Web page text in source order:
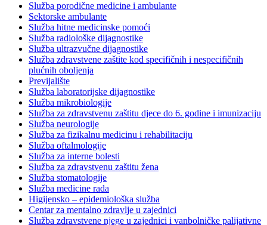
Služba porodične medicine i ambulante
Sektorske ambulante
Služba hitne medicinske pomoći
Služba radiološke dijagnostike
Služba ultrazvučne dijagnostike
Služba zdravstvene zaštite kod specifičnih i nespecifičnih
plućnih oboljenja
Previjalište
Služba laboratorijske dijagnostike
Služba mikrobiologije
Služba za zdravstvenu zaštitu djece do 6. godine i imunizaciju
Služba neurologije
Služba za fizikalnu medicinu i rehabilitaciju
Služba oftalmologije
Služba za interne bolesti
Služba za zdravstvenu zaštitu žena
Služba stomatologije
Služba medicine rada
Higijensko – epidemiološka služba
Centar za mentalno zdravlje u zajednici
Služba zdravstvene njege u zajednici i vanbolničke palijativne